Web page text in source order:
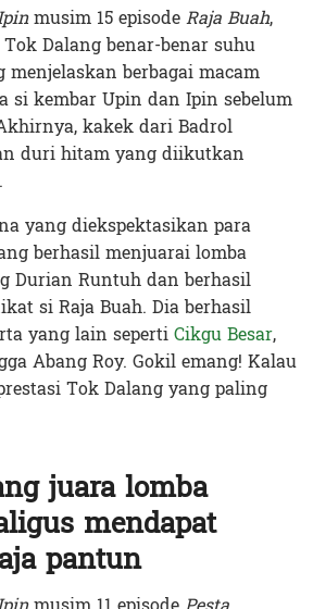
musim 15 episodeRaja Buah,
Dalang benar-benar suhu
berbagai macam
si kembar Upin dan Ipin sebelum
kakek dari Badrol
duri hitam yang diikutkan
yang diekspektasikan para
berhasil menjuarai lomba
Durian Runtuh dan berhasil
si Raja Buah. Dia berhasil
yang lain sepertiCikgu Besar,
Abang Roy. Gokil emang! Kalau
Tok Dalang yang paling
juara lomba
mendapat
pantun